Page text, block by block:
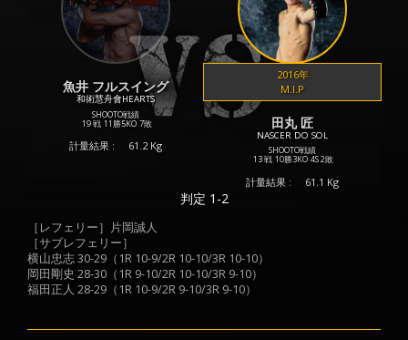
魚井 フルスイング
和術慧舟會HEARTS
SHOOTO戦績
19 戦 11勝5KO 7敗
計量結果 : 61.2 Kg
2016年
M.I.P
田丸 匠
NASCER DO SOL
SHOOTO戦績
13 戦 10勝3KO 4S 2敗
計量結果 : 61.1 Kg
判定 1-2
［レフェリー］片岡誠人
［サブレフェリー］
横山忠志 30-29（1R 10-9/2R 10-10/3R 10-10）
岡田剛史 28-30（1R 9-10/2R 10-10/3R 9-10）
福田正人 28-29（1R 10-9/2R 9-10/3R 9-10）